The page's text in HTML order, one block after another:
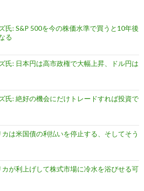
氏: S&P 500を今の株価水準で買うと10年後
る
氏: 日本円は高市政権で大幅上昇、ドル円は
氏: 絶好の機会にだけトレードすれば投資で
は米国債の利払いを停止する、そしてそう
が利上げして株式市場に冷水を浴びせる可